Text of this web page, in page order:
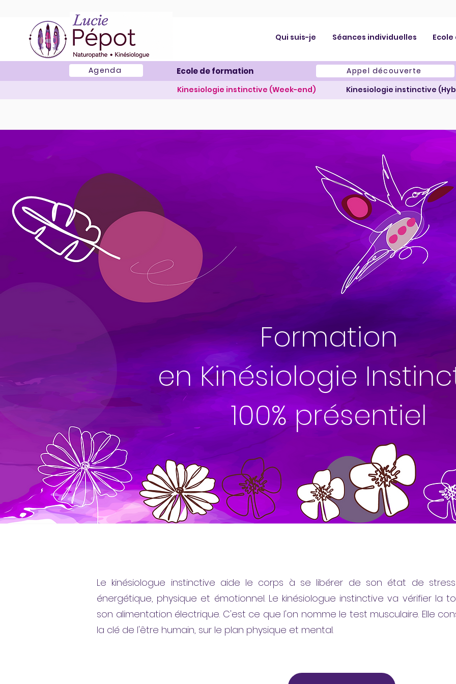
Qui suis-je Séances individuelles
Agenda Ecole de formation
Appel découverte
Kinesiologie instinctive (Week-end)
Kinesiologie instinctive
Formation
en Kinésiologie
100% présentiel
Le kinésiologue instinctive aide le corps à se libérer de son état de
énergétique, physique et émotionnel. Le kinésiologue instinctive va vérifier la
son alimentation électrique. C'est ce que l'on nomme le test musculaire. Elle
la clé de l'être humain, sur le plan physique et mental.